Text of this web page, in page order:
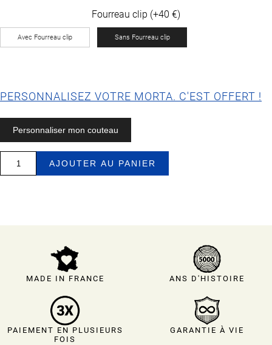
Fourreau clip (+40 €)
Avec Fourreau clip Sans Fourreau clip
PERSONNALISEZ VOTRE MORTA. C'EST OFFERT !
Personnaliser mon couteau
AJOUTER AU PANIER
MADE IN FRANCE ANS D'HISTOIRE
PAIEMENT EN PLUSIEURS
FOIS
GARANTIE À VIE